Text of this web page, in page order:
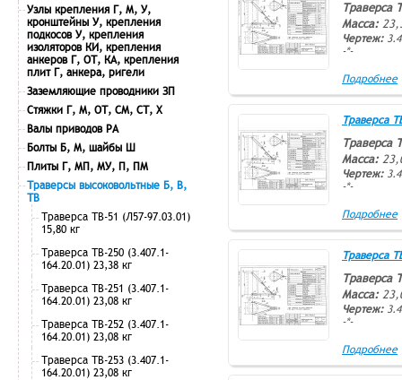
Узлы крепления Г, М, У,
кронштейны У, крепления
подкосов У, крепления
изоляторов КИ, крепления
анкеров Г, ОТ, КА, крепления
плит Г, анкера, ригели
Заземляющие проводники ЗП
Стяжки Г, М, ОТ, СМ, СТ, Х
Валы приводов РА
Болты Б, М, шайбы Ш
Плиты Г, МП, МУ, П, ПМ
Траверсы высоковольтные Б, В,
ТВ
Траверса ТВ-51 (Л57-97.03.01)
15,80 кг
Траверса ТВ-250 (3.407.1-
164.20.01) 23,38 кг
Траверса ТВ-251 (3.407.1-
164.20.01) 23,08 кг
Траверса ТВ-252 (3.407.1-
164.20.01) 23,08 кг
Траверса ТВ-253 (3.407.1-
164.20.01) 23,08 кг
Траверса
Масса:
Чертеж:
-*-
Подробнее
Траверса
Траверса
Масса:
Чертеж:
-*-
Подробнее
Траверса
Траверса
Масса:
Чертеж:
-*-
Подробнее